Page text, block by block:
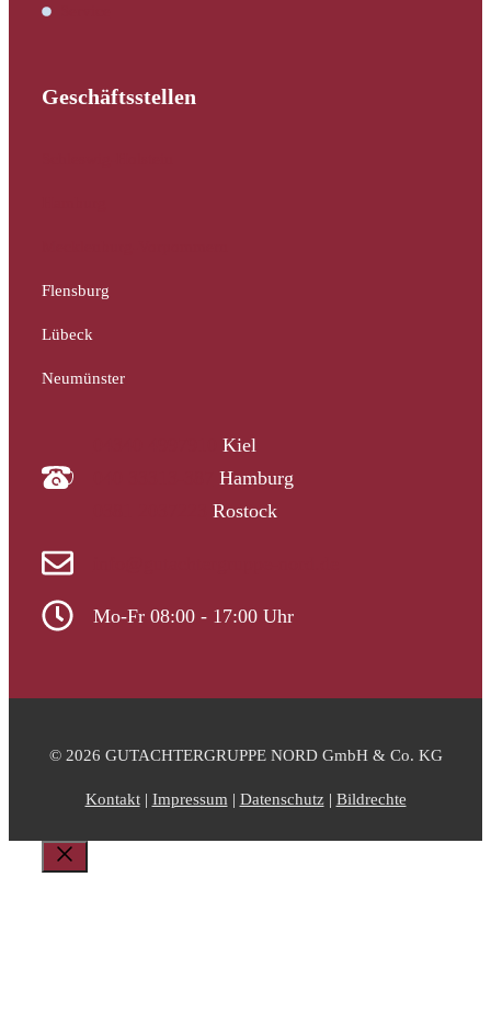
Geschäftsstellen
Flensburg
Lübeck
Neumünster
Kiel
Hamburg
Rostock
Mo-Fr 08:00 - 17:00 Uhr
© 2026 GUTACHTERGRUPPE NORD GmbH & Co. KG
Kontakt| Impressum | Datenschutz| Bildrechte
Schließen